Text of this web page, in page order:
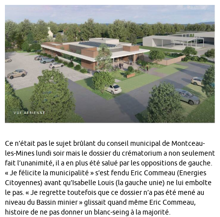
Ce n’était pas le sujet brûlant du conseil municipal de Montceau-
les-Mines lundi soir mais le dossier du crématorium a non seulement
fait l’unanimité, il a en plus été salué par les oppositions de gauche.
« Je félicite la municipalité » s’est fendu Eric Commeau (Energies
Citoyennes) avant qu’Isabelle Louis (la gauche unie) ne lui emboîte
le pas. « Je regrette toutefois que ce dossier n’a pas été mené au
niveau du Bassin minier » glissait quand même Eric Commeau,
histoire de ne pas donner un blanc-seing à la majorité.